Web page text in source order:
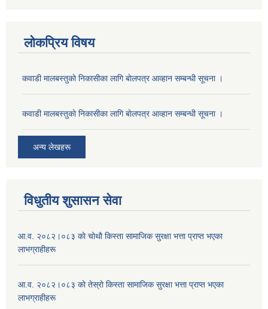
लोकप्रिय विषय
कवाडी मालबस्तुकाे निकासीका लागि बाेलपत्र आव्हान सम्बन्धी सूचना ।
कवाडी मालबस्तुकाे निकासीका लागि बाेलपत्र आव्हान सम्बन्धी सूचना ।
अन्य लेखहरू
विधुतीय शुसासन सेवा
आ.व. २०८२।०८३ काे चोथाै‌ किस्ता सामाजिक सुरक्षा भत्ता प्राप्त भएका
लाभग्राहीहरू
आ.व. २०८२।०८३ काे तेस्राे किस्ता सामाजिक सुरक्षा भत्ता प्राप्त भएका
लाभग्राहीहरू